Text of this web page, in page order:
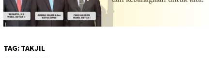
TAG: TAKJIL